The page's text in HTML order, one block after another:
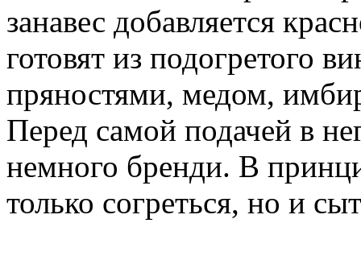
занавес добавляется
готовят из подогретого
пряностями, медом,
Перед самой подачей в
немного бренди. В
только согреться, но и